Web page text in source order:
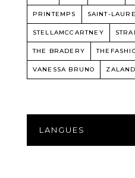
PRINTEMPS SAINT-
STELLAMCCARTNEY
THE BRADERY
VANESSA BRUNO
LANGUES